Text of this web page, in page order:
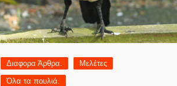
Διαφορα Άρθρα.
Μελέτες
Όλα τα πουλιά.